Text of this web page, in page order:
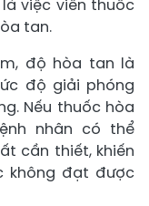
việc viên thuốc
tan.
độ hòa tan là
độ giải phóng
Nếu thuốc hòa
nhân có thể
cần thiết, khiến
không đạt được